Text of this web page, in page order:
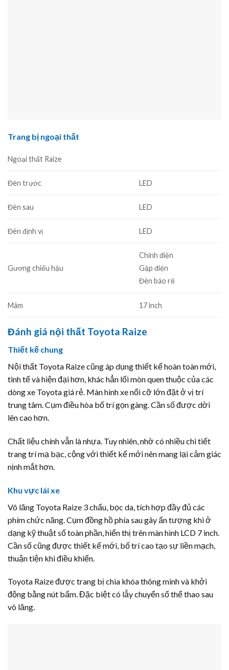
Trang bị ngoại thất
Ngoại thất Raize
Đèn trước LED
Đèn sau LED
Đèn định vị LED
Gương chiếu hậu
Chỉnh điện
Gập điện
Đèn báo rẽ
Mâm 17 inch
Đánh giá nội thất Toyota Raize
Thiết kế chung
Nội thất Toyota Raize cũng áp dụng thiết kế hoàn toàn mới,
tinh tế và hiện đại hơn, khác hẳn lối mòn quen thuộc của các
dòng xe Toyota giá rẻ. Màn hình xe nổi cỡ lớn đặt ở vị trí
trung tâm. Cụm điều hòa bố trí gọn gàng. Cần số được dời
lên cao hơn.
Chất liệu chính vẫn là nhựa. Tuy nhiên, nhờ có nhiều chi tiết
trang trí mạ bạc, cộng với thiết kế mới nên mang lại cảm giác
nịnh mắt hơn.
Khu vực lái xe
Vô lăng Toyota Raize 3 chấu, bọc da, tích hợp đầy đủ các
phím chức năng. Cụm đồng hồ phía sau gây ấn tượng khi ở
dạng kỹ thuật số toàn phần, hiển thị trên màn hình LCD 7 inch.
Cần số cũng được thiết kế mới, bố trí cao tạo sự liền mạch,
thuận tiện khi điều khiển.
Toyota Raize được trang bị chìa khóa thông minh và khởi
động bằng nút bấm. Đặc biệt có lẫy chuyển số thể thao sau
vô lăng.